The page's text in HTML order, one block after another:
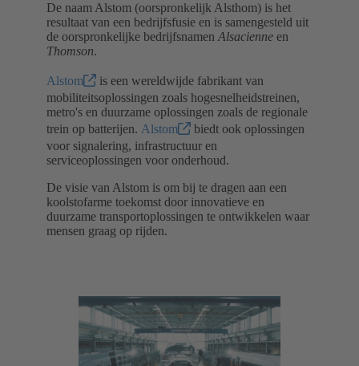
De naam Alstom (oorspronkelijk Alsthom) is het
resultaat van een bedrijfsfusie en is samengesteld uit
de oorspronkelijke bedrijfsnamen Alsacienne en
Thomson.
Alstom
is een wereldwijde fabrikant van
mobiliteitsoplossingen zoals hogesnelheidstreinen,
metro's en duurzame oplossingen zoals de regionale
trein op batterijen. Alstom
biedt ook oplossingen
voor signalering, infrastructuur en
serviceoplossingen voor onderhoud.
De visie van Alstom is om bij te dragen aan een
koolstofarme toekomst door innovatieve en
duurzame transportoplossingen te ontwikkelen waar
mensen graag op rijden.